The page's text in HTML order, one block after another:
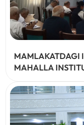
MAMLAKATDAGI
MAHALLA